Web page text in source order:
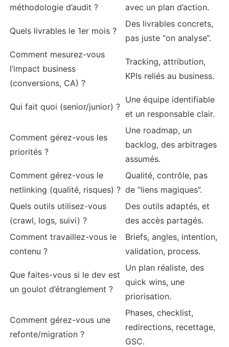
méthodologie d’audit ? avec un plan d’action.
Quels livrables le 1er mois ?
Des livrables concrets,
pas juste “on analyse”.
Comment mesurez-vous
l’impact business
(conversions, CA) ?
Tracking, attribution,
KPIs reliés au business.
Qui fait quoi (senior/junior) ?
Une équipe identifiable
et un responsable clair.
Comment gérez-vous les
priorités ?
Une roadmap, un
backlog, des arbitrages
assumés.
Comment gérez-vous le
netlinking (qualité, risques) ?
Qualité, contrôle, pas
de “liens magiques”.
Quels outils utilisez-vous
(crawl, logs, suivi) ?
Des outils adaptés, et
des accès partagés.
Comment travaillez-vous le
contenu ?
Briefs, angles, intention,
validation, process.
Que faites-vous si le dev est
un goulot d’étranglement ?
Un plan réaliste, des
quick wins, une
priorisation.
Comment gérez-vous une
refonte/migration ?
Phases, checklist,
redirections, recettage,
GSC.